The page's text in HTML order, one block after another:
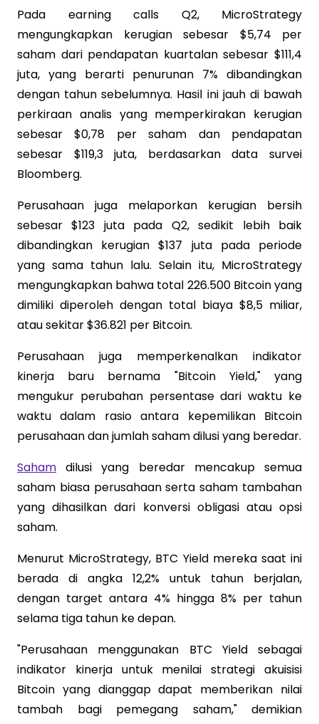
Pada earning calls Q2, MicroStrategy
mengungkapkan kerugian sebesar $5,74 per
saham dari pendapatan kuartalan sebesar $111,4
juta, yang berarti penurunan 7% dibandingkan
dengan tahun sebelumnya. Hasil ini jauh di bawah
perkiraan analis yang memperkirakan kerugian
sebesar $0,78 per saham dan pendapatan
sebesar $119,3 juta, berdasarkan data survei
Bloomberg.
Perusahaan juga melaporkan kerugian bersih
sebesar $123 juta pada Q2, sedikit lebih baik
dibandingkan kerugian $137 juta pada periode
yang sama tahun lalu. Selain itu, MicroStrategy
mengungkapkan bahwa total 226.500 Bitcoin yang
dimiliki diperoleh dengan total biaya $8,5 miliar,
atau sekitar $36.821 per Bitcoin.
Perusahaan juga memperkenalkan indikator
kinerja baru bernama "Bitcoin Yield," yang
mengukur perubahan persentase dari waktu ke
waktu dalam rasio antara kepemilikan Bitcoin
perusahaan dan jumlah saham dilusi yang beredar.
Saham dilusi yang beredar mencakup semua
saham biasa perusahaan serta saham tambahan
yang dihasilkan dari konversi obligasi atau opsi
saham.
Menurut MicroStrategy, BTC Yield mereka saat ini
berada di angka 12,2% untuk tahun berjalan,
dengan target antara 4% hingga 8% per tahun
selama tiga tahun ke depan.
"Perusahaan menggunakan BTC Yield sebagai
indikator kinerja untuk menilai strategi akuisisi
Bitcoin yang dianggap dapat memberikan nilai
tambah bagi pemegang saham," demikian